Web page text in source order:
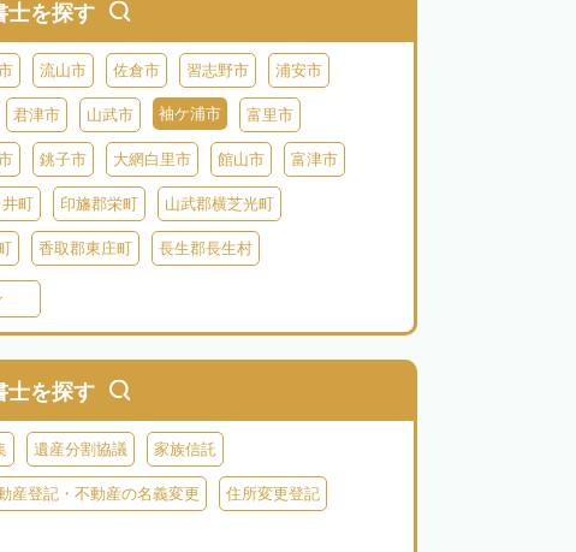
士を探す
流山市 佐倉市 習志野市 浦安市
君津市 山武市 袖ケ浦市 富里市
銚子市 大網白里市 館山市 富津市
町 印旛郡栄町 山武郡横芝光町
香取郡東庄町 長生郡長生村
士を探す
遺産分割協議 家族信託
産登記・不動産の名義変更 住所変更登記